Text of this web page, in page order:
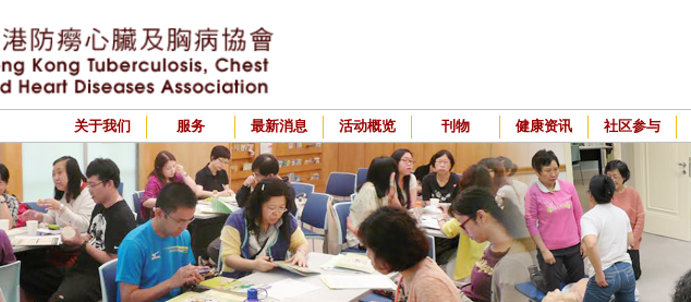
关于我们 服务 最新消息 活动概览 刊物 健康资讯 社区参与